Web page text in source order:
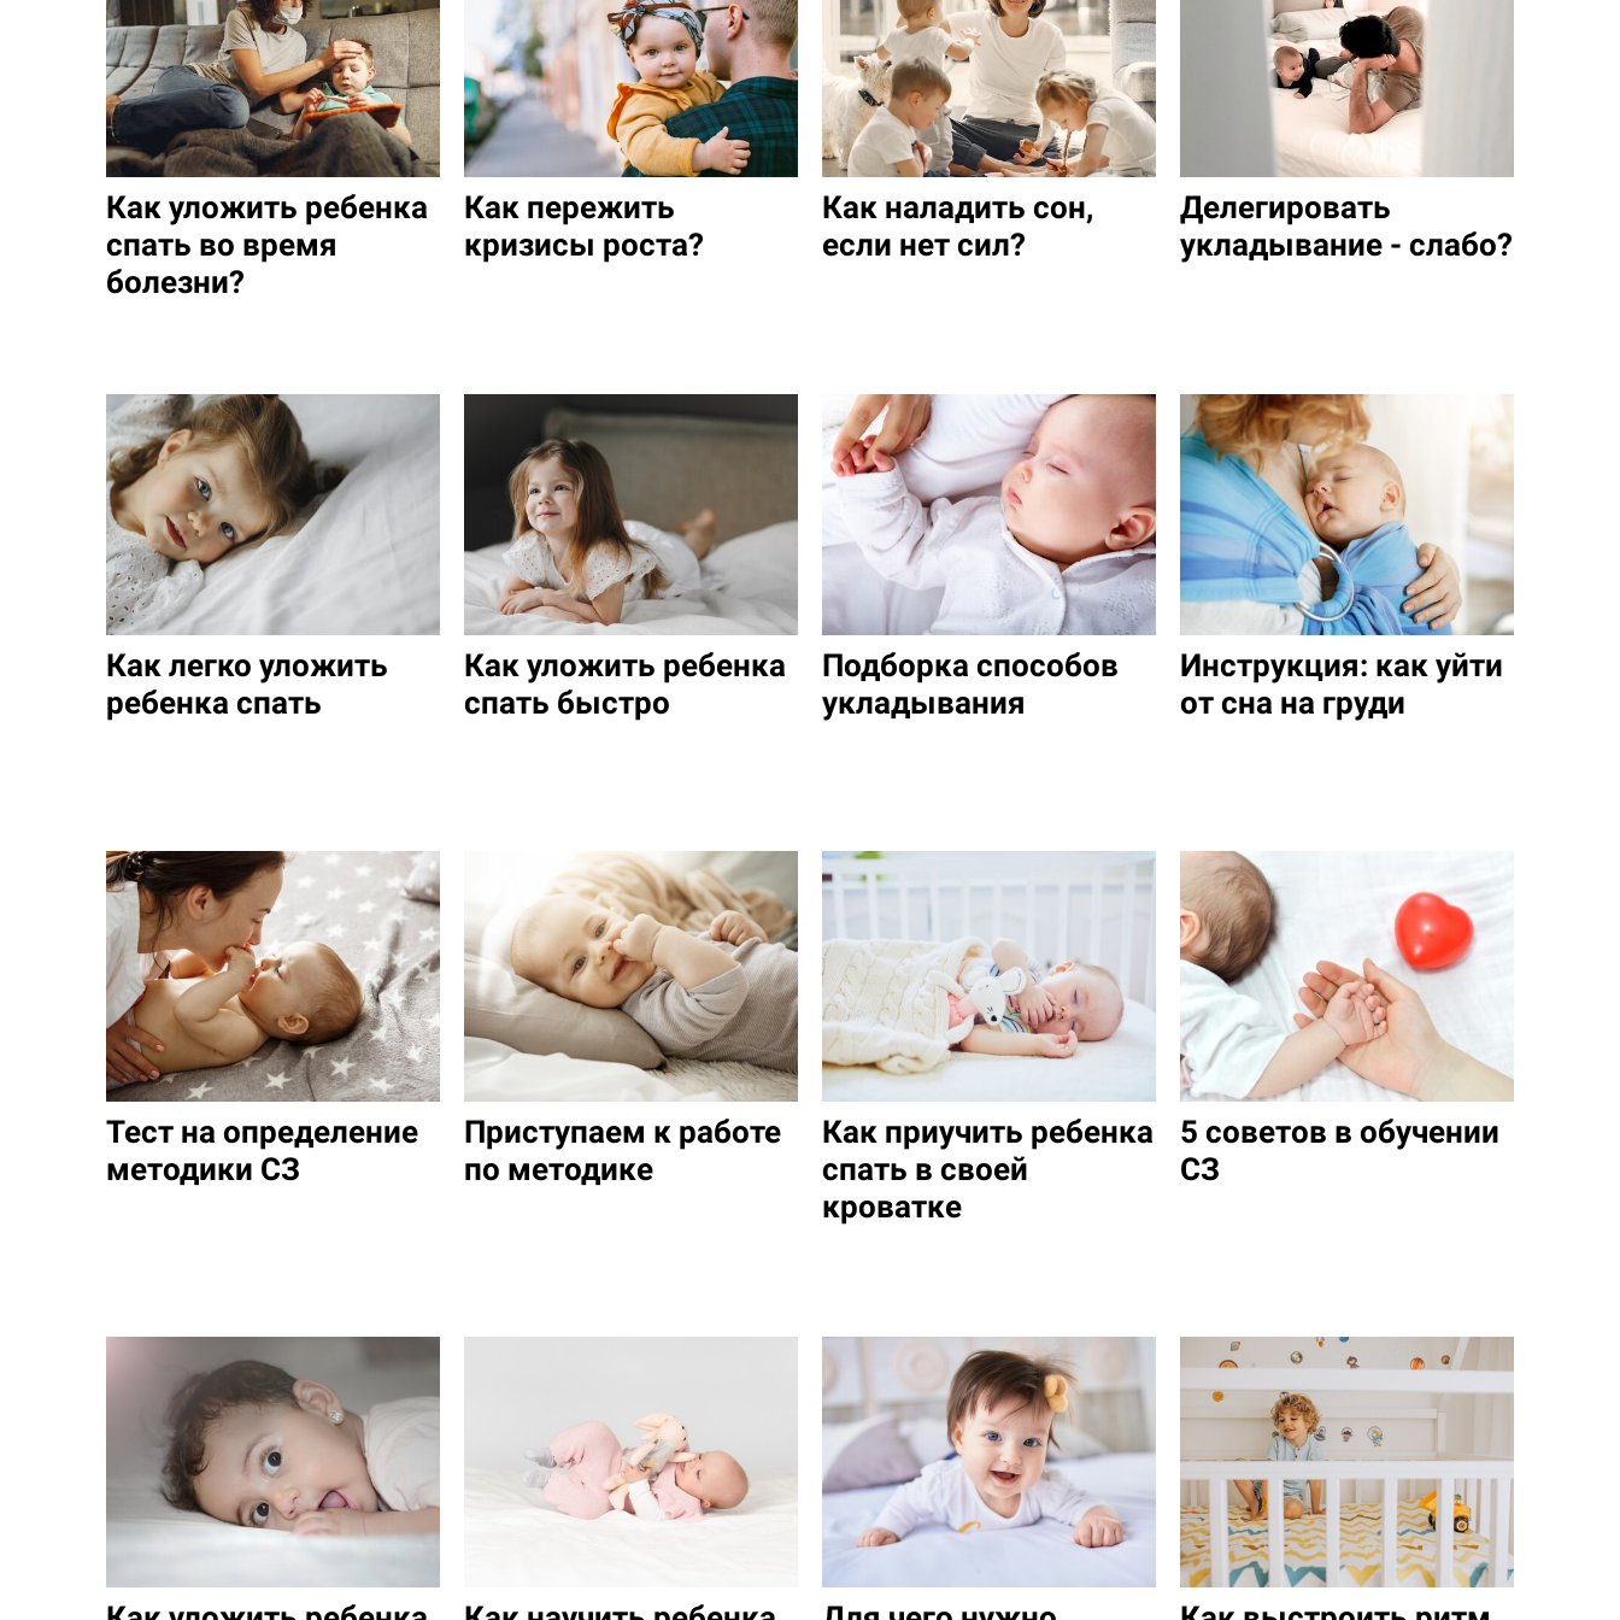
Как уложить ребенка
спать во время
болезни?
Как пережить
кризисы роста?
Как наладить сон,
если нет сил?
Делегировать
укладывание - слабо?
Как легко уложить
ребенка спать
Как уложить ребенка
спать быстро
Подборка способов
укладывания
Инструкция: как уйти
от сна на груди
Тест на определение
методики СЗ
Приступаем к работе
по методике
Как приучить ребенка
спать в своей
кроватке
5 советов в обучении
СЗ